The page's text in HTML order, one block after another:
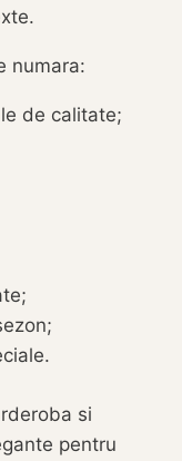
numara:
de calitate;
si
pentru